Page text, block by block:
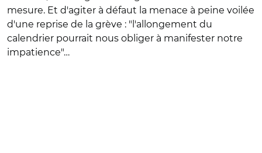
mesure. Et d'agiter à défaut la menace à peine voilée
d'une reprise de la grève : "l'allongement du
calendrier pourrait nous obliger à manifester notre
impatience"…